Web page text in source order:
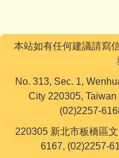
本站如有任何建議請寫
No. 313, Sec. 1,
City 220305,
(02)2257-
220305 新北市板橋區
6167, (02)2257-